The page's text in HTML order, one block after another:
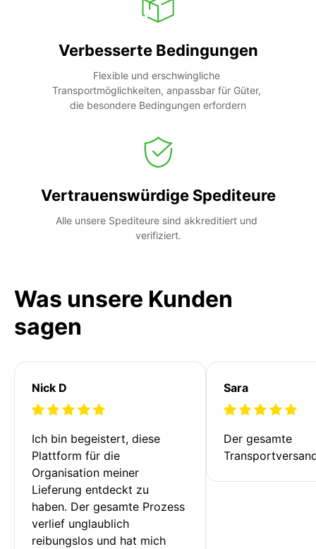
Verbesserte Bedingungen
Flexible und erschwingliche
Transportmöglichkeiten, anpassbar für Güter,
die besondere Bedingungen erfordern
Vertrauenswürdige Spediteure
Alle unsere Spediteure sind akkreditiert und
verifiziert.
Was unsere Kunden
sagen
Nick D
Ich bin begeistert, diese
Plattform für die
Organisation meiner
Lieferung entdeckt zu
haben. Der gesamte Prozess
verlief unglaublich
reibungslos und hat mich
Sara
Der gesamte